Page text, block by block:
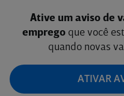
Ative um aviso de
emprego que você
quando novas
ATIVAR